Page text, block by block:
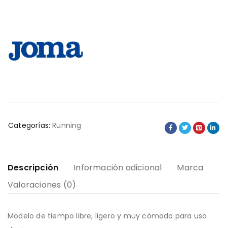
Categorías: Running
Descripción Información adicional
Marca
Valoraciones (0)
Modelo de tiempo libre, ligero y muy cómodo para uso